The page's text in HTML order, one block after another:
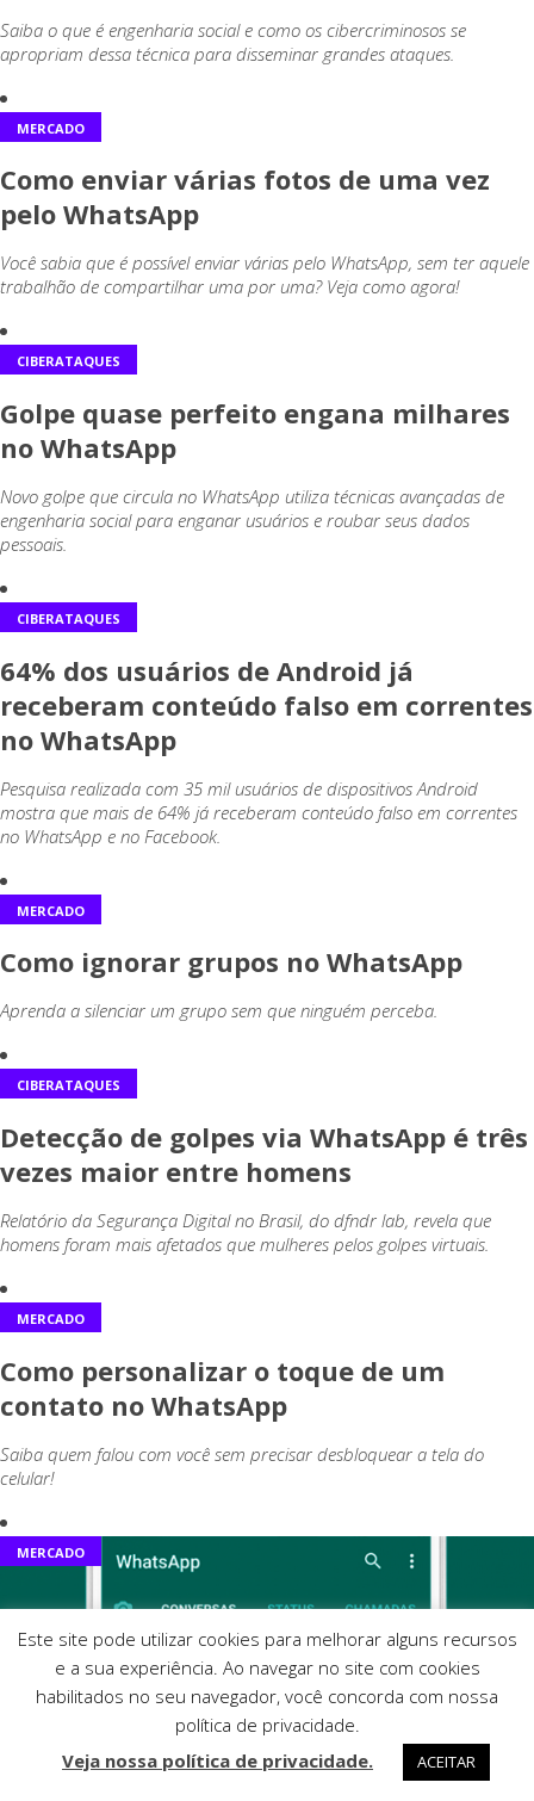
Saiba o que é engenharia social e como os cibercriminosos se
apropriam dessa técnica para disseminar grandes ataques.
MERCADO
Como enviar várias fotos de uma vez
pelo WhatsApp
Você sabia que é possível enviar várias pelo WhatsApp, sem ter aquele
trabalhão de compartilhar uma por uma? Veja como agora!
CIBERATAQUES
Golpe quase perfeito engana milhares
no WhatsApp
Novo golpe que circula no WhatsApp utiliza técnicas avançadas de
engenharia social para enganar usuários e roubar seus dados
pessoais.
CIBERATAQUES
64% dos usuários de Android já
receberam conteúdo falso em correntes
no WhatsApp
Pesquisa realizada com 35 mil usuários de dispositivos Android
mostra que mais de 64% já receberam conteúdo falso em correntes
no WhatsApp e no Facebook.
MERCADO
Como ignorar grupos no WhatsApp
Aprenda a silenciar um grupo sem que ninguém perceba.
CIBERATAQUES
Detecção de golpes via WhatsApp é três
vezes maior entre homens
Relatório da Segurança Digital no Brasil, do dfndr lab, revela que
homens foram mais afetados que mulheres pelos golpes virtuais.
MERCADO
Como personalizar o toque de um
contato no WhatsApp
Saiba quem falou com você sem precisar desbloquear a tela do
celular!
MERCADO
Este site pode utilizar cookies para melhorar alguns recursos
e a sua experiência. Ao navegar no site com cookies
habilitados no seu navegador, você concorda com nossa
política de privacidade.
Veja nossa política de privacidade.
ACEITAR